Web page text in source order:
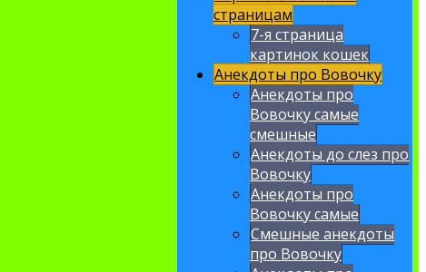
страницам
7-я страница
картинок кошек
Анекдоты про Вовочку
Анекдоты про
Вовочку самые
смешные
Анекдоты до слез про
Вовочку
Анекдоты про
Вовочку самые
Смешные анекдоты
про Вовочку